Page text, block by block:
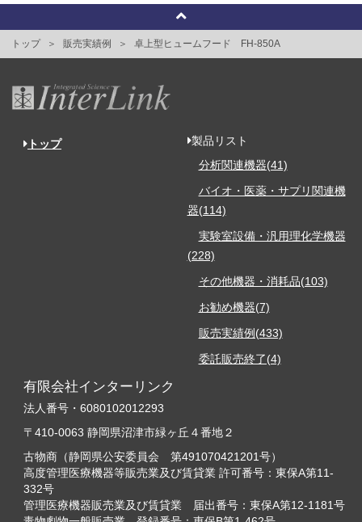
トップ 販売実績例 卓上型ヒュームフード FH-850A
トップ
製品リスト
分析関連機器(41)
バイオ・医薬・サプリ関連機
器(114)
実験室設備・汎用理化学機器
(228)
その他機器・消耗品(103)
お勧め機器(7)
販売実績例(433)
委託販売終了(4)
有限会社インターリンク
法人番号・6080102012293
〒410-0063 静岡県沼津市緑ヶ丘４番地２
古物商（静岡県公安委員会 第491070421201号）
高度管理医療機器等販売業及び賃貸業 許可番号：東保A第11-
332号
管理医療機器販売業及び賃貸業 届出番号：東保A第12-1181号